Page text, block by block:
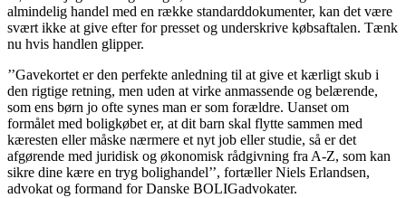
almindelig handel med en række standarddokumenter, kan det være
svært ikke at give efter for presset og underskrive købsaftalen. Tænk
nu hvis handlen glipper.
’’Gavekortet er den perfekte anledning til at give et kærligt skub i
den rigtige retning, men uden at virke anmassende og belærende,
som ens børn jo ofte synes man er som forældre. Uanset om
formålet med boligkøbet er, at dit barn skal flytte sammen med
kæresten eller måske nærmere et nyt job eller studie, så er det
afgørende med juridisk og økonomisk rådgivning fra A-Z, som kan
sikre dine kære en tryg bolighandel’’, fortæller Niels Erlandsen,
advokat og formand for Danske BOLIGadvokater.